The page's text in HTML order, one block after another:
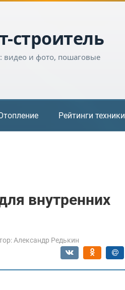
строитель
видео и фото, пошаговые
Рейтинги техники
внутренних
Александр Редькин